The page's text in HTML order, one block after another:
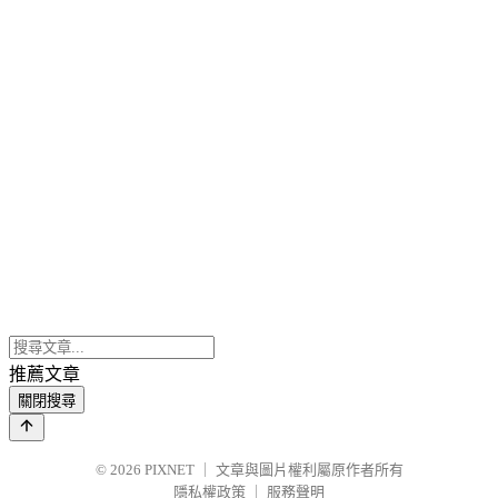
推薦文章
關閉搜尋
© 2026 PIXNET
文章與圖片權利屬原作者所有
隱私權政策
服務聲明